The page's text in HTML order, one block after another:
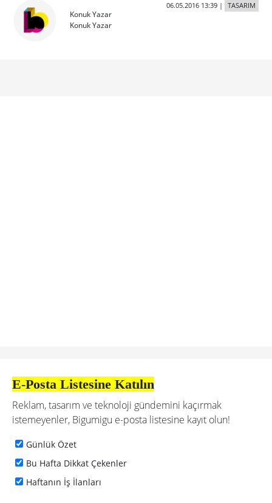
Konuk Yazar
Konuk Yazar
06.05.2016 13:39| TASARIM
E-Posta Listesine Katılın
Reklam, tasarım ve teknoloji gündemini kaçırmak
istemeyenler, Bigumigu e-posta listesine kayıt olun!
Günlük Özet
Bu Hafta Dikkat Çekenler
Haftanın İş İlanları